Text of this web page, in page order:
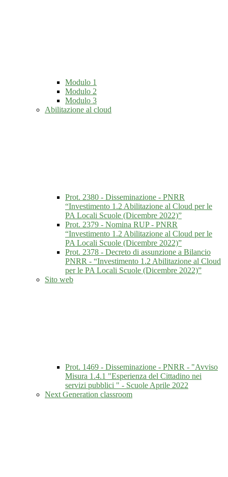
Modulo 1
Modulo 2
Modulo 3
Abilitazione al cloud
Prot. 2380 - Disseminazione - PNRR
“Investimento 1.2 Abilitazione al Cloud per le
PA Locali Scuole (Dicembre 2022)”
Prot. 2379 - Nomina RUP - PNRR
“Investimento 1.2 Abilitazione al Cloud per le
PA Locali Scuole (Dicembre 2022)”
Prot. 2378 - Decreto di assunzione a Bilancio
PNRR - “Investimento 1.2 Abilitazione al Cloud
per le PA Locali Scuole (Dicembre 2022)”
Sito web
Prot. 1469 - Disseminazione - PNRR - "Avviso
Misura 1.4.1 "Esperienza del Cittadino nei
servizi pubblici " - Scuole Aprile 2022
Next Generation classroom